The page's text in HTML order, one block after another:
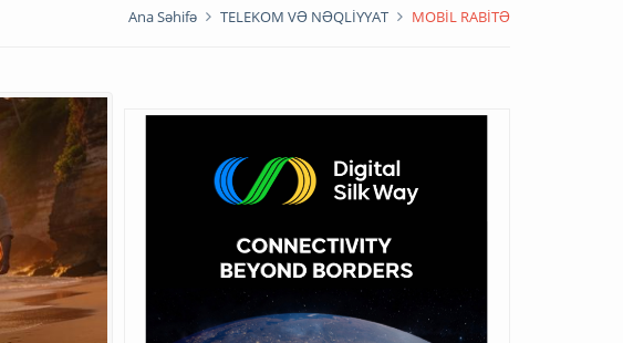
Ana Səhifə TELEKOM VƏ NƏQLİYYAT MOBİL RABİTƏ